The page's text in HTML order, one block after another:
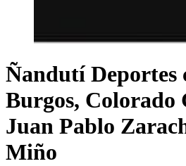
Ñandutí Deportes
Burgos, Colorado
Juan Pablo
Miño